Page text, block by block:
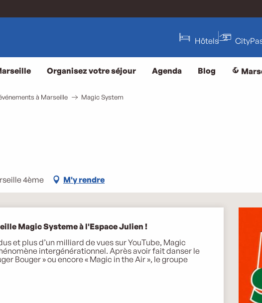
Hôtels
Organisez votre séjour Agenda Blog
à Marseille Magic System
4ème M'y rendre
Magic Systeme à l'Espace Julien !
et plus d’un milliard de vues sur YouTube, Magic
intergénérationnel. Après avoir fait danser le
Bouger » ou encore « Magic in the Air », le groupe